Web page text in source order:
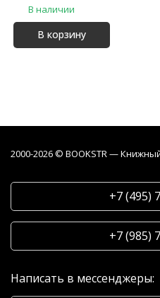
В наличии
В корзину
2000-2026 © BOOKSTR —
+7 (495)
+7 (985)
Написать в мессенджеры: